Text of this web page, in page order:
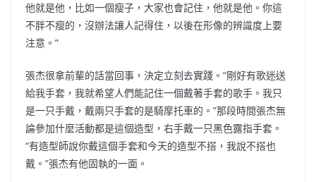
他就是他，比如一個瘦子，大家也會記住，他就是他。你這
不胖不瘦的，沒辦法讓人記得住，以後在形像的辨識度上要
注意。”
張杰很拿前輩的話當回事，決定立刻去實踐。“剛好有歌迷送
給我手套，我就希望人們能記住一個戴著手套的歌手。我只
是一只手戴，戴兩只手套的是騎摩托車的。”那段時間張杰無
論參加什麼活動都是這個造型，右手戴一只黑色露指手套。
“有造型師說你戴這個手套和今天的造型不搭，我說不搭也
戴。”張杰有他固執的一面。